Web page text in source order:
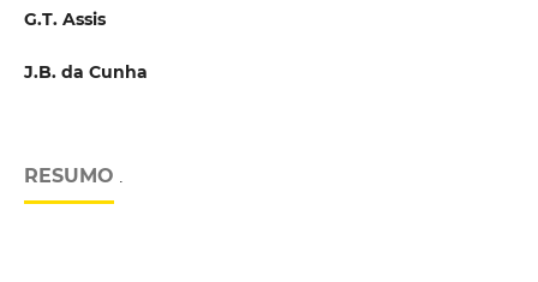
G.T. Assis
J.B. da Cunha
RESUMO .